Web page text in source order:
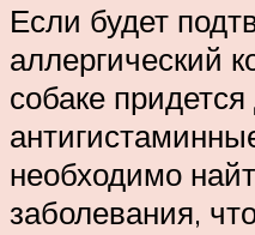
Если будет
аллергический
собаке придется
необходимо
заболевания,